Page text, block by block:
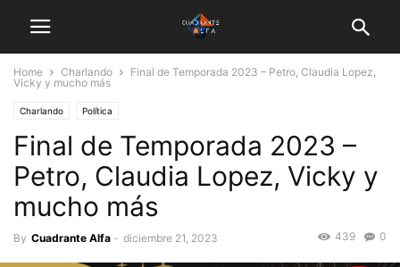
Home Charlando
Final de Temporada 2023 – Petro, Claudia Lopez,
Vicky y mucho más
Charlando Política
Final de Temporada 2023 –
Petro, Claudia Lopez, Vicky y
mucho más
By Cuadrante Alfa - diciembre 21, 2023 0
439